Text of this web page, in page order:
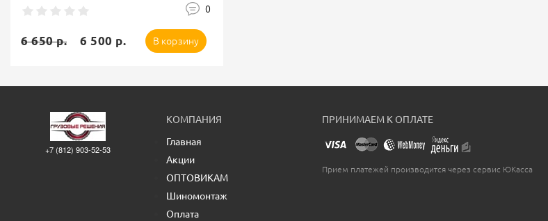
0
6 650 р. 6 500 р. В корзину
+7 (812) 903-52-53
КОМПАНИЯ
Главная
Акции
ОПТОВИКАМ
Шиномонтаж
Оплата
ПРИНИМАЕМ К ОПЛАТЕ
Прием платежей производится через сервис ЮКасса